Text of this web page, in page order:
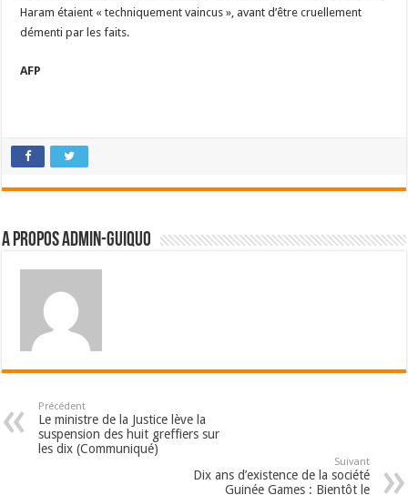
Haram étaient « techniquement vaincus », avant d’être cruellement
démenti par les faits.
AFP
A propos admin-guiquo
Précédent
Le ministre de la Justice lève la
suspension des huit greffiers sur
les dix (Communiqué)
Suivant
Dix ans d’existence de la société
Guinée Games : Bientôt le